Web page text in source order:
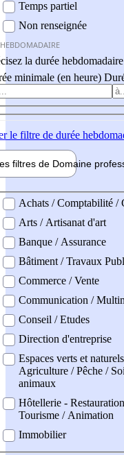
Temps partiel
Non renseignée
la durée
minimale (en heure)
le filtre de durée
filtres de Domaine pro
professionel
Achats / Comptabilité /
Arts / Artisanat d'art
Banque / Assurance
Bâtiment / Travaux
Commerce / Vente
Communication /
Conseil / Etudes
Direction d'entreprise
Espaces verts et
Agriculture / Pêche /
animaux
Hôtellerie -
Tourisme / Animation
Immobilier